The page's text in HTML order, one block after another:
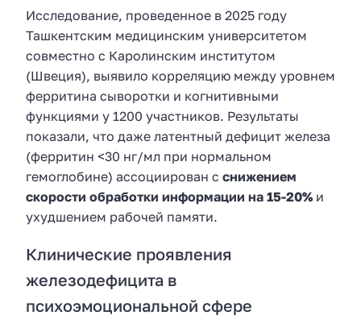
Исследование, проведенное в 2025 году
Ташкентским медицинским университетом
совместно с Каролинским институтом
(Швеция), выявило корреляцию между уровнем
ферритина сыворотки и когнитивными
функциями у 1200 участников. Результаты
показали, что даже латентный дефицит железа
(ферритин <30 нг/мл при нормальном
гемоглобине) ассоциирован с снижением
скорости обработки информации на 15-20%и
ухудшением рабочей памяти.
Клинические проявления
железодефицита в
психоэмоциональной сфере